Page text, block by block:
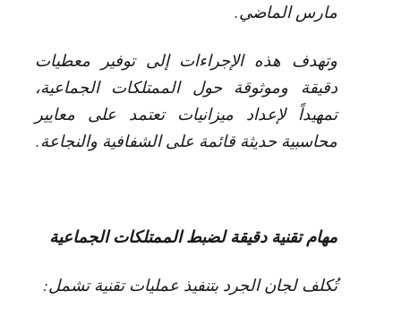
مارس الماضي.
وتهدف هذه الإجراءات إلى توفير معطيات
دقيقة وموثوقة حول الممتلكات الجماعية،
تمهيداً لإعداد ميزانيات تعتمد على معايير
محاسبية حديثة قائمة على الشفافية والنجاعة.
مهام تقنية دقيقة لضبط الممتلكات الجماعية
تُكلف لجان الجرد بتنفيذ عمليات تقنية تشمل: